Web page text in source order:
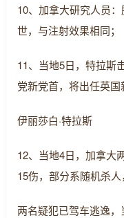
10、加拿大研究人员
世，与注射效果相同；
11、当地5日，特拉斯
党新党首，将出任英国
伊丽莎白·特拉斯
12、当地4日，加拿大
15伤，部分系随机杀
两名疑犯已驾车逃逸，